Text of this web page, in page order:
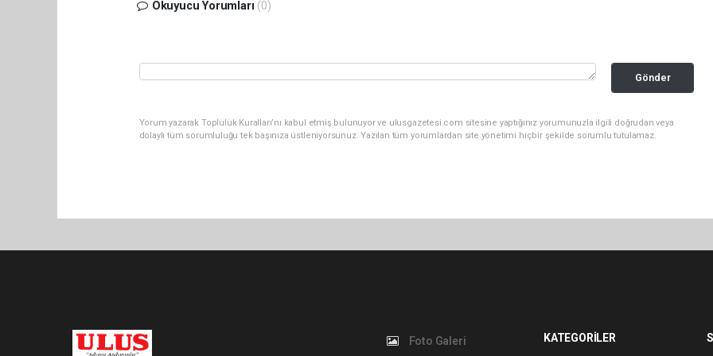
Okuyucu Yorumları (0)
Gönder
Yorum yazarak Topluluk Kuralları’nı kabul etmiş bulunuyor ve ulusgazetesi.com sitesine yaptığınız yorumunuzla ilgili doğrudan veya
dolaylı tüm sorumluluğu tek başınıza üstleniyorsunuz. Yazılan tüm yorumlardan site yönetimi hiçbir şekilde sorumlu tutulamaz.
Foto Galeri KATEGORİLER